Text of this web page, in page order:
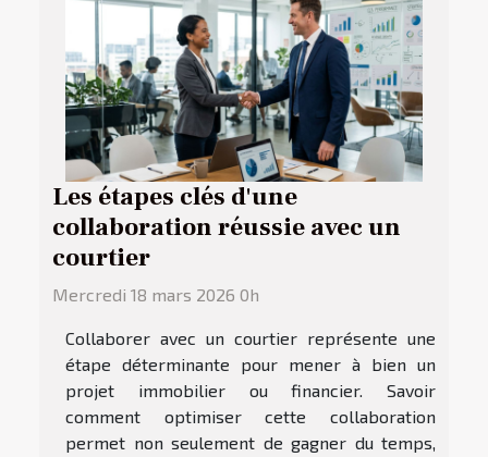
Les étapes clés d'une
collaboration réussie avec un
courtier
Mercredi 18 mars 2026 0h
Collaborer avec un courtier représente une
étape déterminante pour mener à bien un
projet immobilier ou financier. Savoir
comment optimiser cette collaboration
permet non seulement de gagner du temps,